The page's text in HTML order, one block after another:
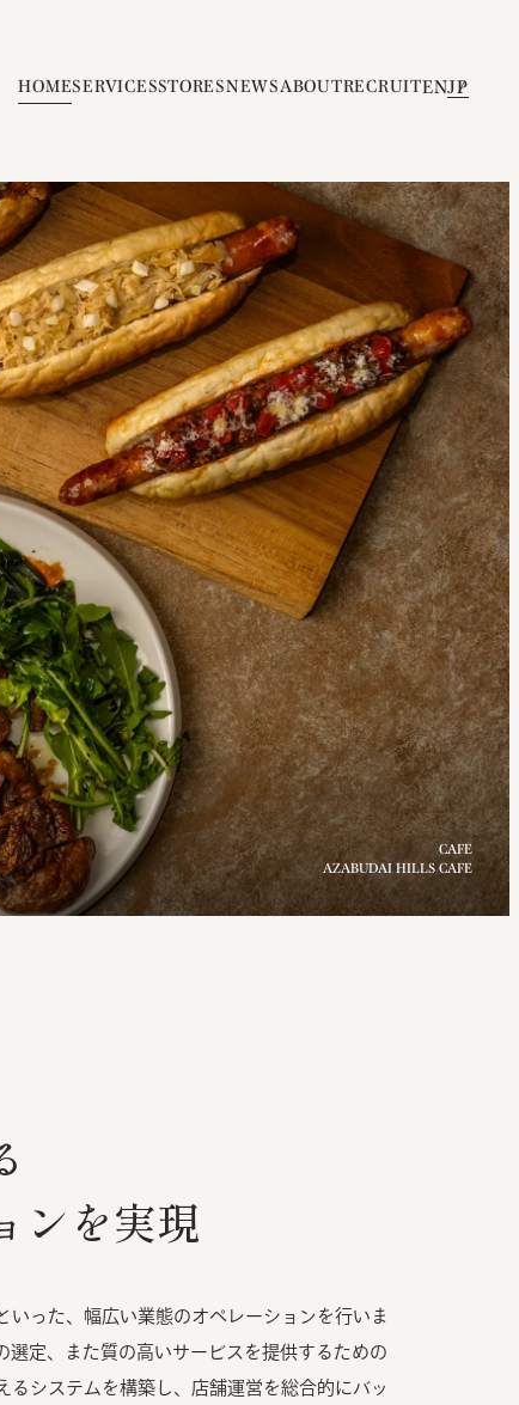
HOMESERVICESSTORESNEWSABOUTRECRUITENJP
RESTAURANT
Cucina Diesel Farm
ンを実現
った、幅広い業態のオペレーションを行いま
定、また質の高いサービスを提供するための
システムを構築し、店舗運営を総合的にバッ